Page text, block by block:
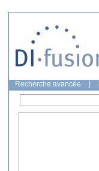
Recherche avancée